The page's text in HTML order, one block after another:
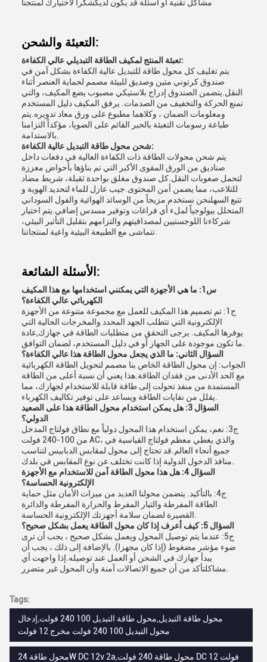
مشاكل تقنية أو أسئلة قد يكون لديكشكراً لاختيارك لمنتجنا
التعبئة والشحن:
تعبئة المنتج لمكيف الطاقة التبديلي عالي الكفاءة:
يتم تغليف كل محول طاقة للتبديل عالية الكفاءة بشكل آمن في
صندوق كرتوني متين وصديق للبيئة مصمم لحماية العنصر أثناء
النقل.يتضمن الصندوق إدراج بلاستيكي مصبوب يضع المكيف، والتي
تمنع الحركة والتخفيف من الصدمات. يرفق المكيف دليل المستخدم
ومعلومات الضمان ، وكلاهما مطبوع على ورق معاد تدويره.يتم
طباعة رسومات التعبئة بالحبر القائم على الصويا، مؤكداً التزامنا
شحن محول طاقة التبديل عالية الكفاءة:
يتم شحن محولات الطاقة ذات الكفاءة العالية في دفعات داخل
صناديق من الورق المقوى الأكبر التي تم بناؤها بأحواض معززة
لتحمل صعوبات النقل.كل صندوق مغلق بواحدة ثقيلة، شريط مضاد
للتلاعب، مما يضمن أمن المحتوى.جيب عازل للماء لتحديد الهوية و
تتبع السهلنحن نستخدم مزيجاً من الوسائد الهوائية والفول السوداني
المتحلل بيولوجياً لملء أي فراغات وتوفير مسدس إضافي.يتم اختيار
شركاءنا اللوجستيين لمصداقيتهم والتزامهم بتقليل التأثير البيئي،
الأسئلة الشائعة:
س1: ما هي الأجهزة التي يمكنني استخدامها مع هذا المكيف
الكهربائي عالي الكفاءة؟
ج1: تم تصميم هذا المكيف للعمل مع مجموعة متنوعة من الأجهزة
الإلكترونية التي تتطلب الجهد المحدد والمخرجات الحالية التي
يوفرها المكيف. يرجى التحقق من متطلبات الطاقة في جهازك,عادة
السؤال الثاني: ما الذي يجعل محول الطاقة هذا عالي الكفاءة؟
الجواب: إن محول الطاقة الخاص بنا مصمم لتحويل الطاقة الكهربائية
مع الحد الأدنى من فقدان الطاقة.هذا يعني أن نسبة أعلى من الطاقة
المستمدة من منفذ تحولت إلى طاقة قابلة للاستخدام لجهازك، مما
السؤال 3: هل يمكن استخدام محول الطاقة هذا على الصعيد
الدولي؟
ج3: نعم، يمكن استخدام هذا المحول دولياً مع نطاق فولتاج المدخل
من 100-240 فولت AC، والذي يغطي معظم فولتاج القياسية في
جميع أنحاء العالم.قد تحتاج إلى محول لمقابس الدبابيس لتناسب
السؤال 4: هل هذا محول الطاقة آمن للاستخدام مع الأجهزة
الإلكترونية الحساسة؟
ج4: بالتأكيد. يتضمن محولنا العديد من ميزات الأمان مثل حماية
الطاقة المفرطة والتيار المفرط والحرارة المفرطة والدائرة
السؤال 5: كيف أعرف إذا كان محول الطاقة يعمل بشكل صحيح؟
ج5: عندما يتم توصيل المحول ويعمل بشكل صحيح ، يجب أن ترى
ضوء مؤشر مضغوط (إذا كان مجهزا). بالإضافة إلى ذلك ، يجب أن
يبدأ جهازك في الشحن أو العمل عند توصيله.إذا واجهت أي
Tags:
محول طاقة التبديل,محول طاقة التبديل 100 240 فولت,إدخال
محول التبديل 100 240 فولت مخرج 12 فولت
محول طاقة 24W DC 12v 2a,محول طاقة 240 فولت DC 12 فولت